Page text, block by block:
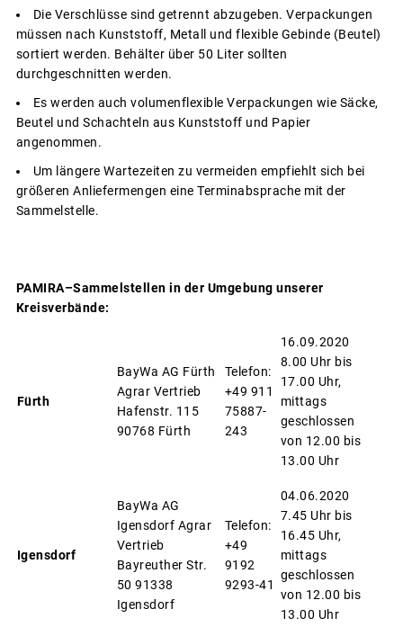
Die Verschlüsse sind getrennt abzugeben. Verpackungen
müssen nach Kunststoff, Metall und flexible Gebinde (Beutel)
sortiert werden. Behälter über 50 Liter sollten
durchgeschnitten werden.
Es werden auch volumenflexible Verpackungen wie Säcke,
Beutel und Schachteln aus Kunststoff und Papier
angenommen.
Um längere Wartezeiten zu vermeiden empfiehlt sich bei
größeren Anliefermengen eine Terminabsprache mit der
Sammelstelle.
PAMIRA–Sammelstellen in der Umgebung unserer
Kreisverbände:
Fürth
BayWa AG Fürth
Agrar Vertrieb
Hafenstr. 115
90768 Fürth
Telefon:
+49 911
75887-
243
16.09.2020
8.00 Uhr bis
17.00 Uhr,
mittags
geschlossen
von 12.00 bis
13.00 Uhr
Igensdorf
BayWa AG
Igensdorf Agrar
Vertrieb
Bayreuther Str.
50 91338
Igensdorf
Telefon:
+49
9192
9293-41
04.06.2020
7.45 Uhr bis
16.45 Uhr,
mittags
geschlossen
von 12.00 bis
13.00 Uhr